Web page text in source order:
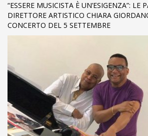
“ESSERE MUSICISTA È UN’ESIGENZA”: LE
DIRETTORE ARTISTICO CHIARA
CONCERTO DEL 5 SETTEMBRE